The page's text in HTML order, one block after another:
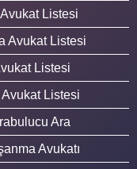
Listesi
Avukat Listesi
Listesi
Listesi
Ara
Avukatı